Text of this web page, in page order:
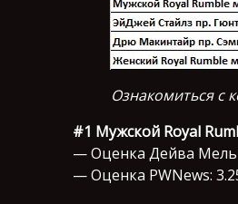
Ознакомиться с
#1 Мужской Royal
— Оценка Дейва
— Оценка PWNews: